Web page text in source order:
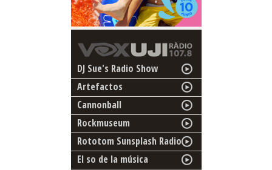
DJ Sue's Radio Show
Artefactos
Cannonball
Rockmuseum
Rototom Sunsplash Radio
El so de la música